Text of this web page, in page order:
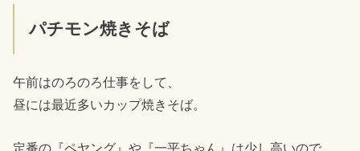
パチモン焼きそば
午前はのろのろ仕事をして、
昼には最近多いカップ焼きそば。
定番の『ペヤング』や『一平ちゃん』は少し高いので、